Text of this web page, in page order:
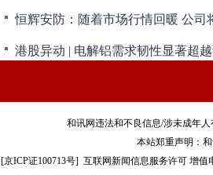
和讯网违法和不良信息/涉未成年人
本站郑重声明：
[京ICP证100713号] 互联网新闻信息服务许可 增值